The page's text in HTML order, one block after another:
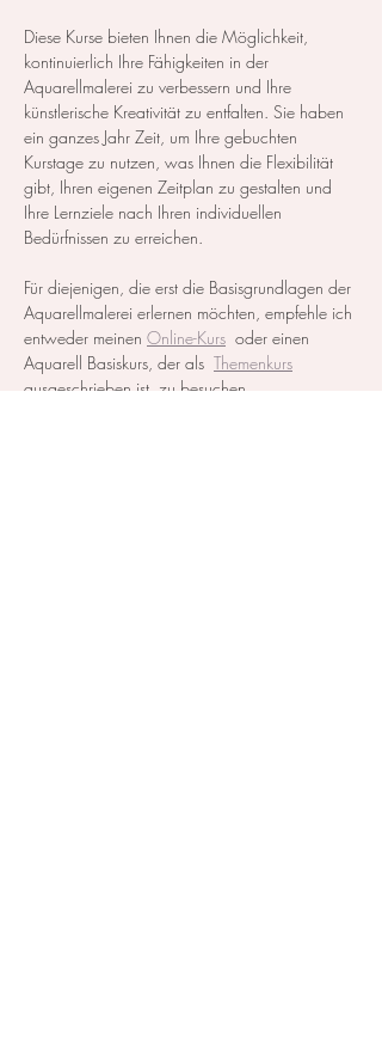
Diese Kurse bieten Ihnen die Möglichkeit,
kontinuierlich Ihre Fähigkeiten in der
Aquarellmalerei zu verbessern und Ihre
künstlerische Kreativität zu entfalten. Sie haben
ein ganzes Jahr Zeit, um Ihre gebuchten
Kurstage zu nutzen, was Ihnen die Flexibilität
gibt, Ihren eigenen Zeitplan zu gestalten und
Ihre Lernziele nach Ihren individuellen
Bedürfnissen zu erreichen.
Für diejenigen, die erst die Basisgrundlagen der
Aquarellmalerei erlernen möchten, empfehle ich
entweder meinen Online-Kurs oder einen
Aquarell Basiskurs, der als Themenkurs
ausgeschrieben ist, zu besuchen.